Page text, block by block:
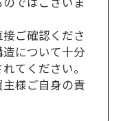
ご確認くださ
について十分
てください。
様ご自身の責